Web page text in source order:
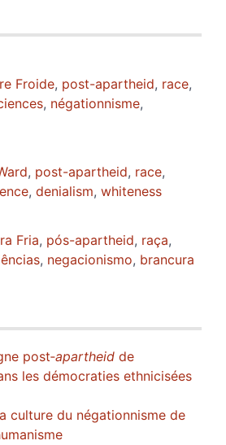
Froide, post-apartheid, race,
, négationnisme,
, post-apartheid, race,
, denialism, whiteness
Fria, pós-apartheid, raça,
, negacionismo, brancura
post‑apartheid de
les démocraties ethnicisées
culture du négationnisme de